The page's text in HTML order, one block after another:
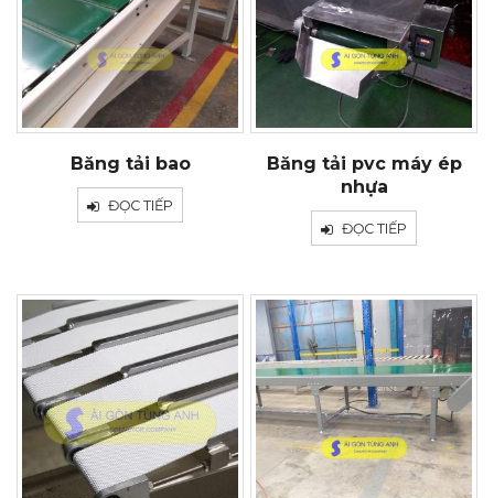
Băng tải bao
ĐỌC TIẾP
Băng tải pvc máy ép
nhựa
ĐỌC TIẾP